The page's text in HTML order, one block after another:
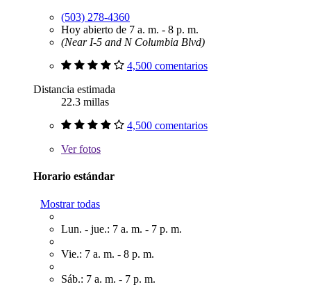
(503) 278-4360
Hoy abierto de 7 a. m. - 8 p. m.
(Near I-5 and N Columbia Blvd)
4,500 comentarios
Distancia estimada
22.3 millas
4,500 comentarios
Verfotos
Horario estándar
Mostrar todas
Lun. - jue.: 7 a. m. - 7 p. m.
Vie.: 7 a. m. - 8 p. m.
Sáb.: 7 a. m. - 7 p. m.